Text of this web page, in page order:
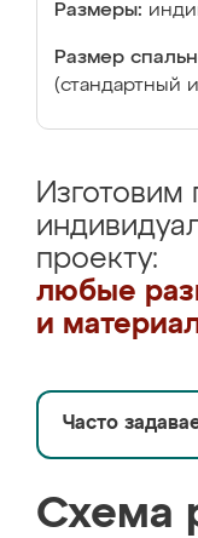
Размеры:
Размер
(стандартный
Изготовим
проекту:
любые
и
Часто
Схема